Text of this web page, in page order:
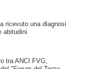
ricevuto una diagnosi
abitudini
tra ANCI FVG,